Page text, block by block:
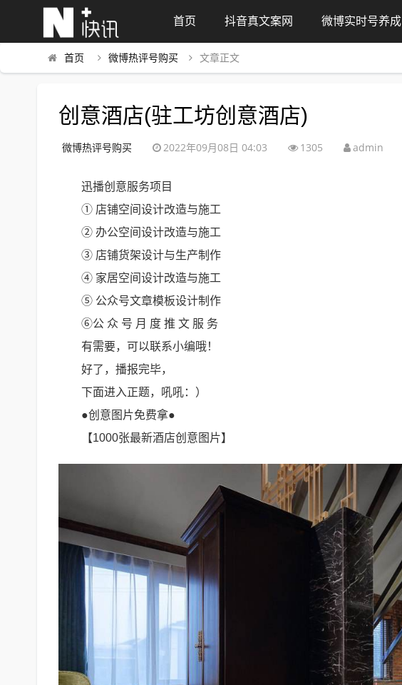
首页 抖音真文案网 微博实时号养成
首页 微博热评号购买 文章正文
创意酒店(驻工坊创意酒店)
微博热评号购买 2022年09月08日 04:03 1305 admin
迅播创意服务项目
① 店铺空间设计改造与施工
② 办公空间设计改造与施工
③ 店铺货架设计与生产制作
④ 家居空间设计改造与施工
⑤ 公众号文章模板设计制作
⑥公 众 号 月 度 推 文 服 务
有需要，可以联系小编哦！
好了，播报完毕，
下面进入正题，吼吼：）
●创意图片免费拿●
【1000张最新酒店创意图片】